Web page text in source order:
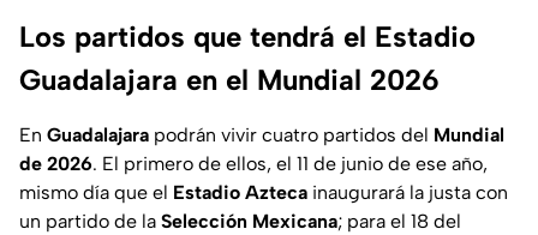
Los partidos que tendrá el Estadio
Guadalajara en el Mundial 2026
En Guadalajara podrán vivir cuatro partidos del Mundial
de 2026. El primero de ellos, el 11 de junio de ese año,
mismo día que el Estadio Azteca inaugurará la justa con
un partido de la Selección Mexicana; para el 18 del